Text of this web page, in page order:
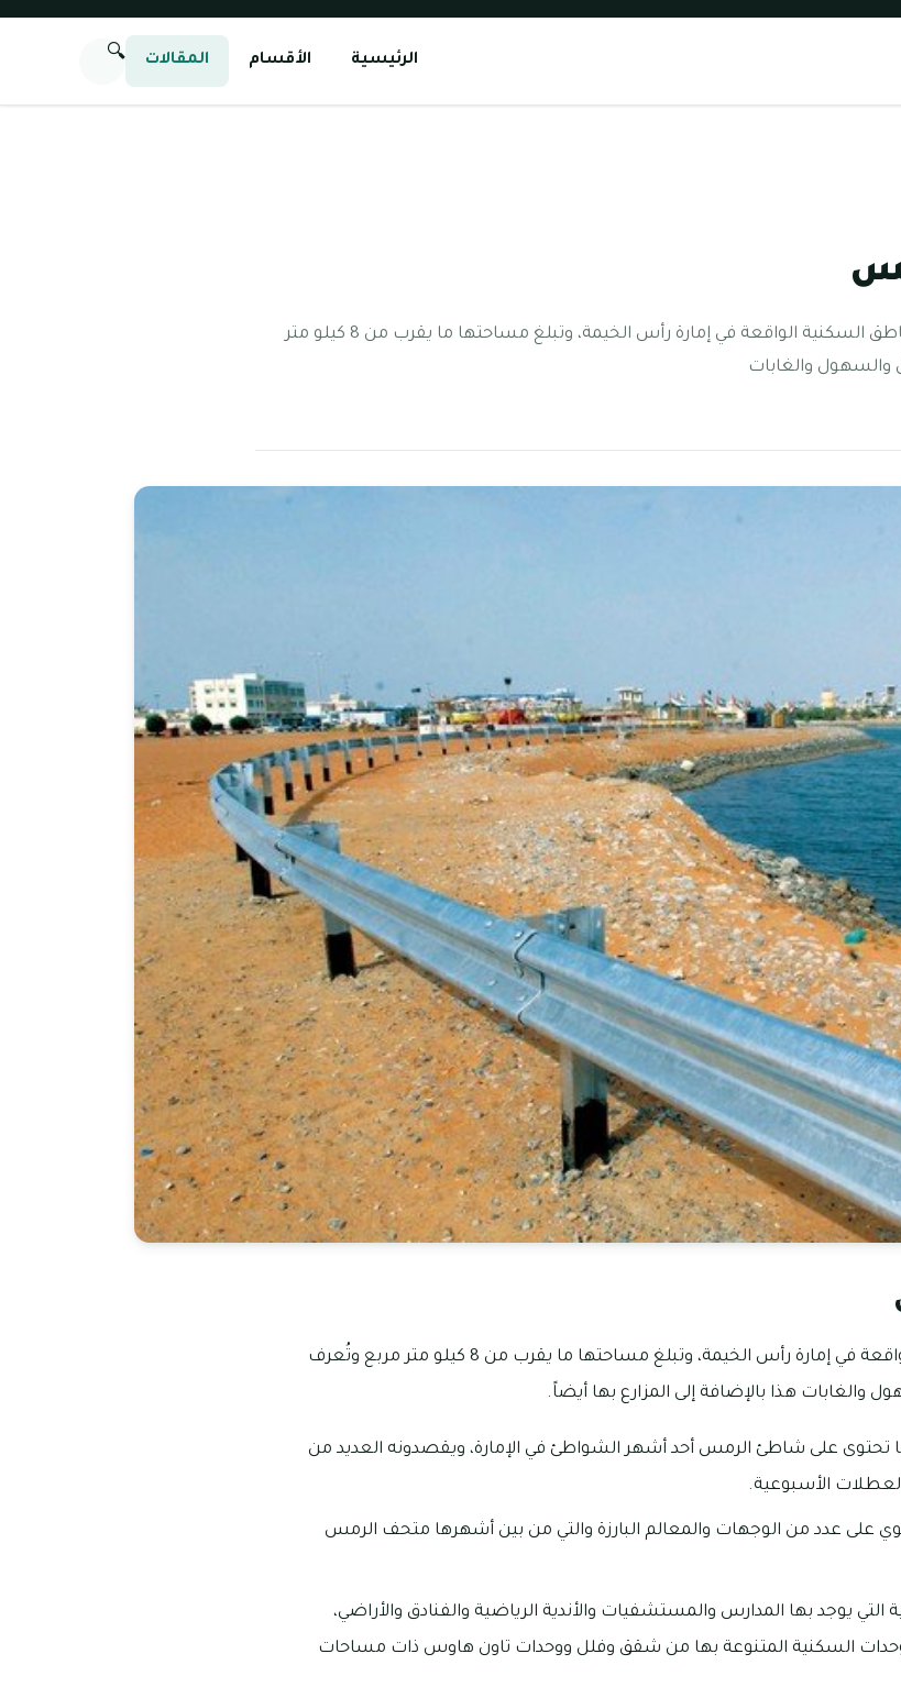
الرئيسية الأقسام المقالات 🔍
معلومات عن الرمس تعتبر الرمس من المناطق السكنية الواقعة في إمارة رأس الخيمة، وتبلغ مساحتها ما يقرب من 8 كيلو متر
والسهول والغابات
تعتبر الرمس من المناطق السكنية الواقعة في إمارة رأس الخيمة، وتبلغ مساحتها ما يقرب من 8 كيلو متر مربع وتُعرف
والغابات هذا بالإضافة إلى المزارع بها أيضاً.
تحتوى على شاطئ الرمس أحد أشهر الشواطئ في الإمارة، ويقصدونه العديد من
الأسبوعية.
على عدد من الوجهات والمعالم البارزة والتي من بين أشهرها متحف الرمس
يوجد بها المدارس والمستشفيات والأندية الرياضية والفنادق والأراضي،
السكنية المتنوعة بها من شقق وفلل ووحدات تاون هاوس ذات مساحات